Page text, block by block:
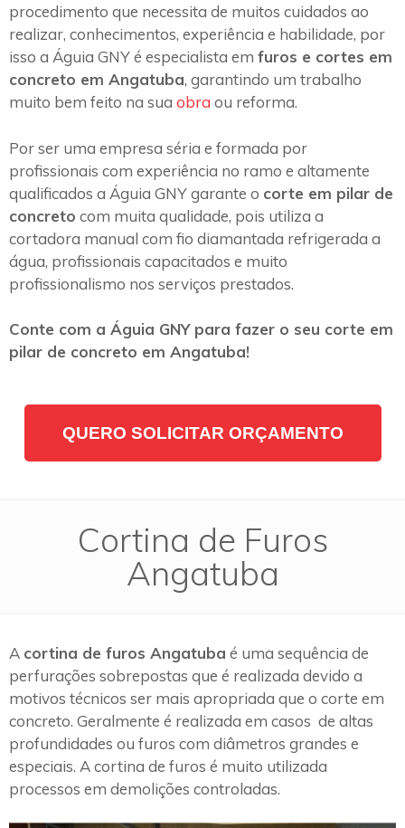
procedimento que necessita de muitos cuidados ao
realizar, conhecimentos, experiência e habilidade, por
isso a Águia GNY é especialista em furos e cortes em
concreto em Angatuba, garantindo um trabalho
muito bem feito na sua obra ou reforma.
Por ser uma empresa séria e formada por
profissionais com experiência no ramo e altamente
qualificados a Águia GNY garante o corte em pilar de
concreto com muita qualidade, pois utiliza a
cortadora manual com fio diamantada refrigerada a
água, profissionais capacitados e muito
profissionalismo nos serviços prestados.
Conte com a Águia GNY para fazer o seu corte em
pilar de concreto em Angatuba!
QUERO SOLICITAR ORÇAMENTO
Cortina de Furos
Angatuba
A cortina de furos Angatuba é uma sequência de
perfurações sobrepostas que é realizada devido a
motivos técnicos ser mais apropriada que o corte em
concreto. Geralmente é realizada em casos de altas
profundidades ou furos com diâmetros grandes e
especiais. A cortina de furos é muito utilizada
processos em demolições controladas.